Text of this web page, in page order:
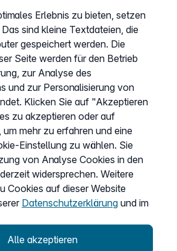
Kündigung
Kundenportal Login
Vertrag widerrufen
Easybell-App
Anleitung
Erlebnis zu bieten, setzen
sind kleine Textdateien, die
gespeichert werden. Die
Seite werden für den Betrieb
zur Analyse des
und zur Personalisierung von
Klicken Sie auf "Akzeptieren
zu akzeptieren oder auf
mehr zu erfahren und eine
Einstellung zu wählen. Sie
von Analyse Cookies in den
widersprechen. Weitere
Cookies auf dieser Website
Datenschutzerklärung und im
Alle akzeptieren